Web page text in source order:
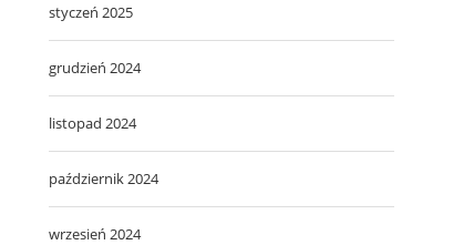
styczeń 2025
grudzień 2024
listopad 2024
październik 2024
wrzesień 2024